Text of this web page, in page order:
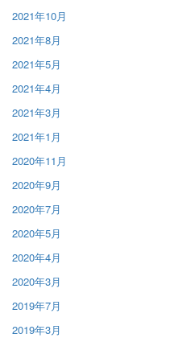
2021年10月
2021年8月
2021年5月
2021年4月
2021年3月
2021年1月
2020年11月
2020年9月
2020年7月
2020年5月
2020年4月
2020年3月
2019年7月
2019年3月